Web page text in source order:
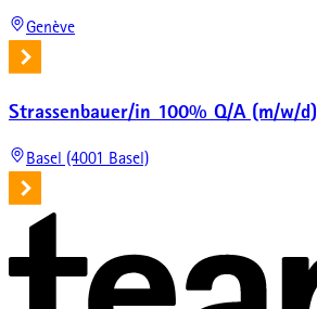
Genève
Strassenbauer/in 100% Q/A (m/w/d)
Basel (4001 Basel)